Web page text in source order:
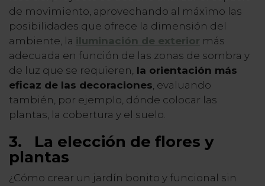
de movimiento, aprovechando al máximo las
posibilidades que ofrece la dimensión del
ambiente, la iluminación de exterior más
adecuada en función de las zonas de sombra y
de luz que se requieren, la orientación más
eficaz de las decoraciones, evaluando
también, por ejemplo, dónde colocar las
plantas, la cobertura y el suelo.
3. La elección de flores y
plantas
¿Cómo crear un jardín bonito y funcional sin